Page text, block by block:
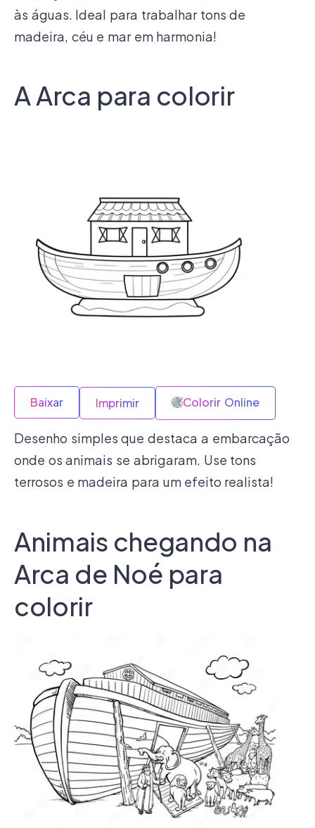
às águas. Ideal para trabalhar tons de
madeira, céu e mar em harmonia!
A Arca para colorir
Baixar Imprimir Colorir Online
Desenho simples que destaca a embarcação
onde os animais se abrigaram. Use tons
terrosos e madeira para um efeito realista!
Animais chegando na
Arca de Noé para
colorir